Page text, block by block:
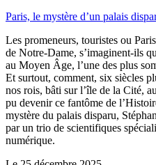
Paris, le mystère d’un palais
Les promeneurs, touristes ou
de Notre-Dame, s’imaginent-ils
au Moyen Âge, l’une des plus
Et surtout, comment, six siècles
nos rois, bâti sur l’île de la Cité,
pu devenir ce fantôme de
mystère du palais disparu,
par un trio de scientifiques
numérique.